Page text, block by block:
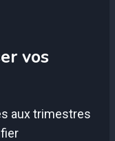
vos
aux trimestres